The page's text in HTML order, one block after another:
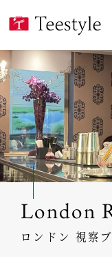
London
ロンドン 視察